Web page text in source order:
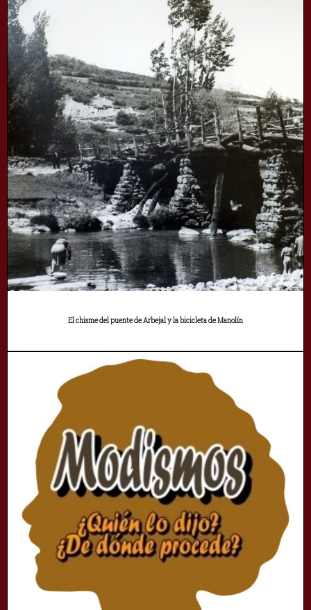
El chisme del puente de Arbejal y la bicicleta de Manolín